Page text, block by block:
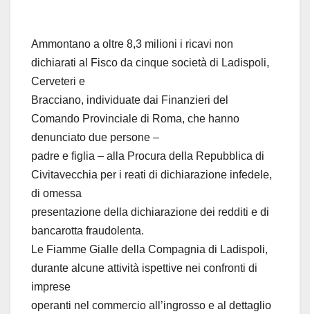
Ammontano a oltre 8,3 milioni i ricavi non
dichiarati al Fisco da cinque società di Ladispoli,
Cerveteri e
Bracciano, individuate dai Finanzieri del
Comando Provinciale di Roma, che hanno
denunciato due persone –
padre e figlia – alla Procura della Repubblica di
Civitavecchia per i reati di dichiarazione infedele,
di omessa
presentazione della dichiarazione dei redditi e di
bancarotta fraudolenta.
Le Fiamme Gialle della Compagnia di Ladispoli,
durante alcune attività ispettive nei confronti di
imprese
operanti nel commercio all’ingrosso e al dettaglio